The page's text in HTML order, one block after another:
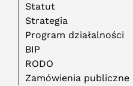
Statut
Strategia
Program działalności
BIP
RODO
Zamówienia publiczne